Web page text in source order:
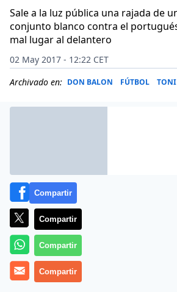
Sale a la luz pública una rajada de
conjunto blanco contra el
mal lugar al delantero
02 May 2017 - 12:22 CET
Archivado en: DON BALON FÚTBOL TONI
En las horas previas del decisivo
Compartir
Compartir
Compartir
Compartir